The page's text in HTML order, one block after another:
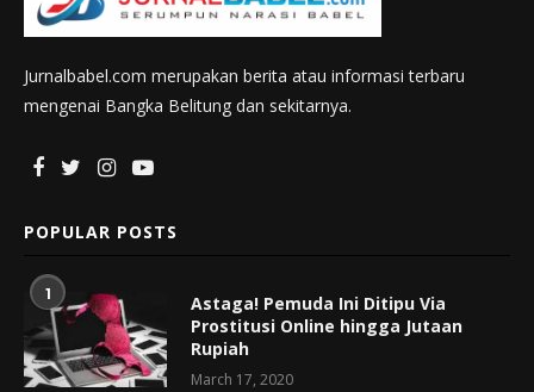
Jurnalbabel.com merupakan berita atau informasi terbaru
mengenai Bangka Belitung dan sekitarnya.
POPULAR POSTS
1
Astaga! Pemuda Ini Ditipu Via
Prostitusi Online hingga Jutaan
Rupiah
March 17, 2020